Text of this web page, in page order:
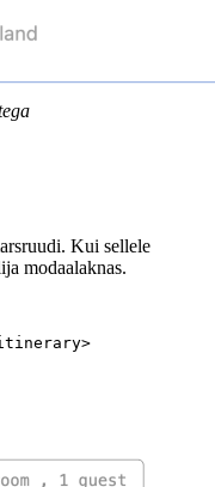
Kui sellele
modaalaknas.
>